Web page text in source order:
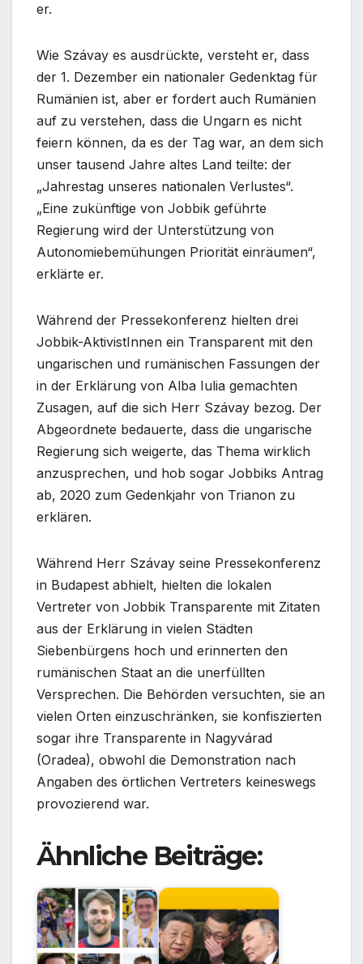
er.
Wie Szávay es ausdrückte, versteht er, dass
der 1. Dezember ein nationaler Gedenktag für
Rumänien ist, aber er fordert auch Rumänien
auf zu verstehen, dass die Ungarn es nicht
feiern können, da es der Tag war, an dem sich
unser tausend Jahre altes Land teilte: der
„Jahrestag unseres nationalen Verlustes“.
„Eine zukünftige von Jobbik geführte
Regierung wird der Unterstützung von
Autonomiebemühungen Priorität einräumen“,
erklärte er.
Während der Pressekonferenz hielten drei
Jobbik-AktivistInnen ein Transparent mit den
ungarischen und rumänischen Fassungen der
in der Erklärung von Alba Iulia gemachten
Zusagen, auf die sich Herr Szávay bezog. Der
Abgeordnete bedauerte, dass die ungarische
Regierung sich weigerte, das Thema wirklich
anzusprechen, und hob sogar Jobbiks Antrag
ab, 2020 zum Gedenkjahr von Trianon zu
erklären.
Während Herr Szávay seine Pressekonferenz
in Budapest abhielt, hielten die lokalen
Vertreter von Jobbik Transparente mit Zitaten
aus der Erklärung in vielen Städten
Siebenbürgens hoch und erinnerten den
rumänischen Staat an die unerfüllten
Versprechen. Die Behörden versuchten, sie an
vielen Orten einzuschränken, sie konfiszierten
sogar ihre Transparente in Nagyvárad
(Oradea), obwohl die Demonstration nach
Angaben des örtlichen Vertreters keineswegs
provozierend war.
Ähnliche Beiträge: